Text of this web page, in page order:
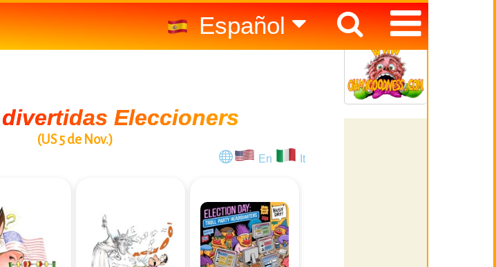
Español
English
Eleccioners
(US 5 de Nov.)
En It